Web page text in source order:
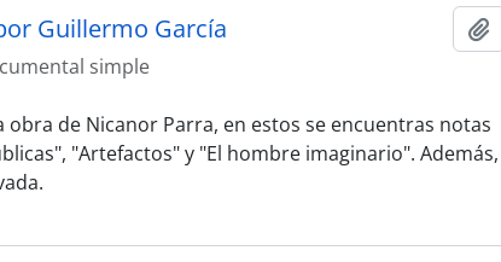
Guillermo García
simple
de Nicanor Parra, en estos se encuentras notas
"Artefactos" y "El hombre imaginario". Además,